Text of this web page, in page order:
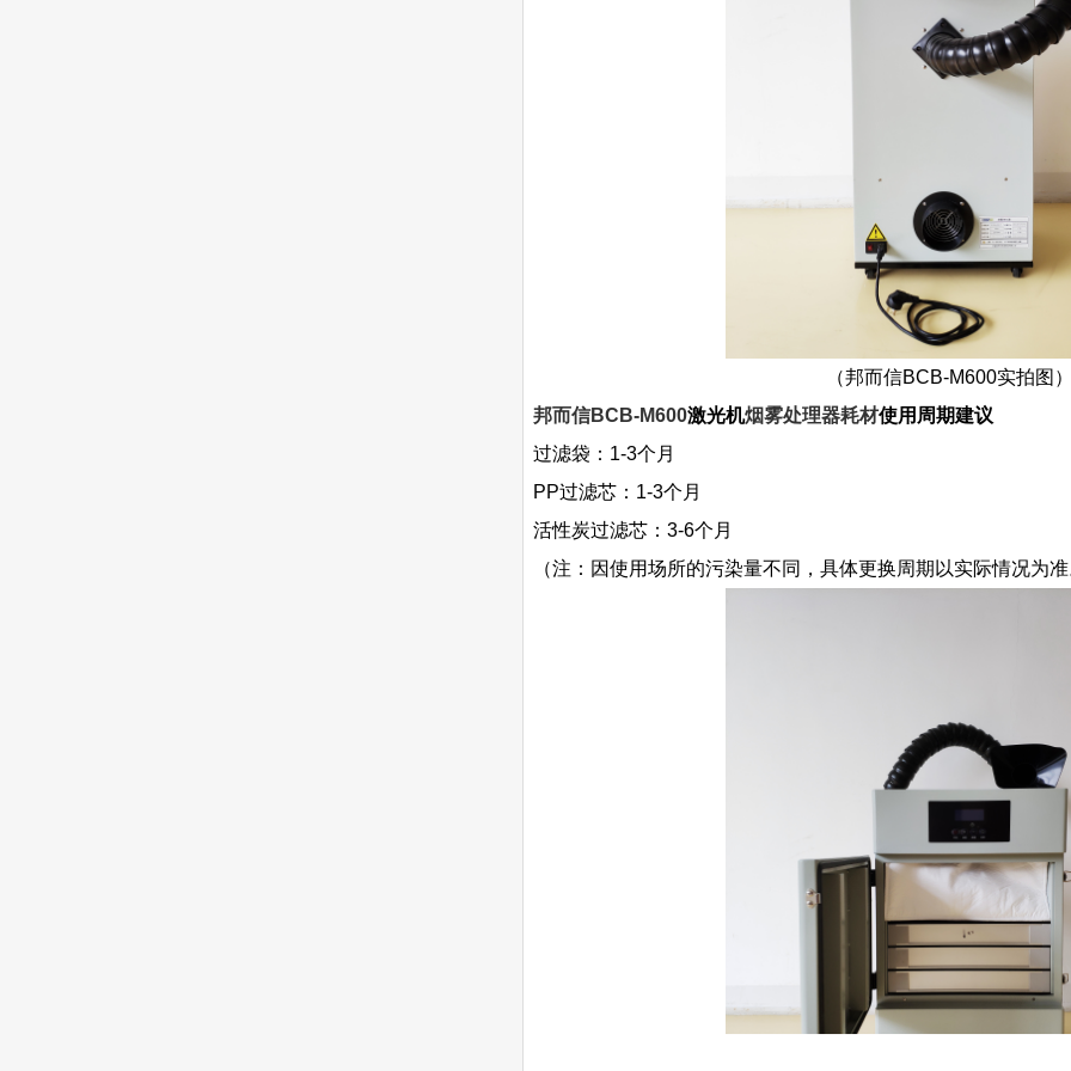
（邦而信BCB-M600实拍图
邦而信BCB-M600激光机烟雾处理器耗材使用周期建议
过滤袋：1-3个月
PP过滤芯：1-3个月
活性炭过滤芯：3-6个月
（注：因使用场所的污染量不同，具体更换周期以实际情况为